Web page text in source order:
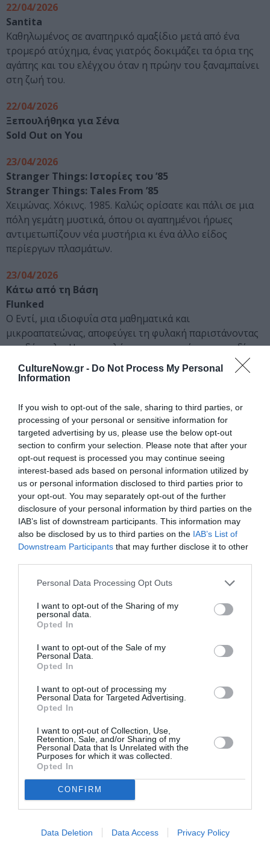
CultureNow.gr - Do Not Process My Personal
Information
If you wish to opt-out of the sale, sharing to third parties, or
processing of your personal or sensitive information for
targeted advertising by us, please use the below opt-out
section to confirm your selection. Please note that after your
opt-out request is processed you may continue seeing
interest-based ads based on personal information utilized by
us or personal information disclosed to third parties prior to
your opt-out. You may separately opt-out of the further
disclosure of your personal information by third parties on the
IAB’s list of downstream participants. This information may
also be disclosed by us to third parties on the IAB’s List of
Downstream Participants that may further disclose it to other
Personal Data Processing Opt Outs
I want to opt-out of the Sharing of my
personal data.
Opted In
I want to opt-out of the Sale of my
Personal Data.
Opted In
I want to opt-out of processing my
Personal Data for Targeted Advertising.
Opted In
I want to opt-out of Collection, Use,
Retention, Sale, and/or Sharing of my
Personal Data that Is Unrelated with the
Purposes for which it was collected.
Opted In
CONFIRM
Data Deletion Data Access Privacy Policy
22/04/2026
Santita
Καθηλωμένος σε αναπηρικό αμαξίδιο μετά από ένα
τρομερό ατύχημα, ένας γιατρός δοκιμάζει τα όρια της
αγάπης και του ελέγχου όταν η πρώην του ξαναμπαίνει
στη ζωή του.
22/04/2026
Ξεπουλήθηκα για Σένα
Sold Out on You
23/04/2026
Stranger Things: Ιστορίες του ’85
Stranger Things: Tales From ’85
Χειμώνας. Χόκινς. 1985. Καλώς ορίσατε και πάλι σε μια
πόλη γεμάτη μυστικά, όπου οι αγαπημένοι ήρωες
αντιμετωπίζουν νέα μυστήρια κι ένα άλλο είδος
περίεργων πλασμάτων.
23/04/2026
Κάτω από τη Βάση
Flunked
Ο Εντί, μια ιδιοφυΐα στα μαθηματικά και
μικροαπατεώνας, αποφεύγει τη φυλακή παριστάνοντας
τον δάσκαλο. Η αποστολή του: να εντοπίσει το παιδί
ενός μεγάλου εγκληματία.
Running Point: Σεζόν 2
Με το πρωτάθλημα να πλησιάζει, η Άιλα πρέπει να
επιστρατεύσει καρδιά και ένστικτο για να ξεπεράσει το
χάος στα αποδυτήρια και τα διοικητικά.
RUNNING POINT SEASON 2. (L to R) Kate Hudson as Isla
Gordon, Brenda Song as Ali, Drew Tarver as Sandy Gordon,
Scott MacArthur as Ness Gordon, and Fabrizio Guido as Jackie
in Episode 210 of Running Point. Cr. Katrina
Marcinowski/Netflix © 2025
27/04/2026
Κατευθείαν στην Κόλαση
Straight to Hell
Χοσόκι κυριάρχησε στην τηλεόραση. Ποια ήταν όμως
πίσω από τις φήμες για πνευματική απάτη και σχέσεις
30/04/2026
Man on Fire
Πικραλίδα
Dandelion
Σε ένα γραφείο μεταθανάτιας καθοδήγησης, όπου
άγγελοι βοηθούν ψυχές να βρουν γαλήνη, ο Τετσούο κι
η Μισάκι αναλαμβάνουν τις αποστολές με τον δικό
τους, ανατρεπτικό τρόπο.
Coming Soon